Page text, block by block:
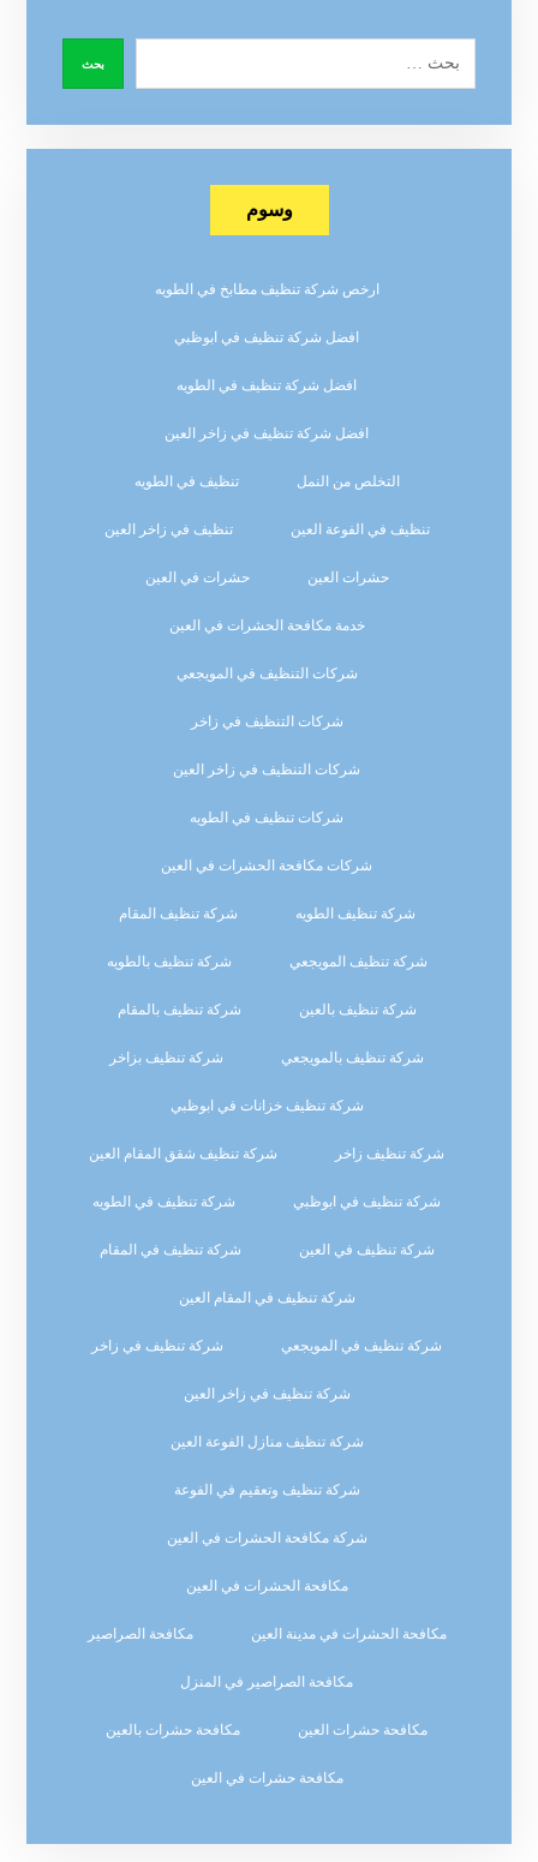
وسوم
ارخص شركة تنظيف مطابخ في الطويه
افضل شركة تنظيف في ابوظبي
افضل شركة تنظيف في الطويه
افضل شركة تنظيف في زاخر العين
التخلص من النمل تنظيف في الطويه
تنظيف في الفوعة العين تنظيف في زاخر العين
حشرات العين حشرات في العين
خدمة مكافحة الحشرات في العين
شركات التنظيف في المويجعي
شركات التنظيف في زاخر
شركات التنظيف في زاخر العين
شركات تنظيف في الطويه
شركات مكافحة الحشرات في العين
شركة تنظيف الطويه شركة تنظيف المقام
شركة تنظيف المويجعي شركة تنظيف بالطويه
شركة تنظيف بالعين شركة تنظيف بالمقام
شركة تنظيف بالمويجعي شركة تنظيف بزاخر
شركة تنظيف خزانات في ابوظبي
شركة تنظيف زاخر شركة تنظيف شقق المقام العين
شركة تنظيف في ابوظبي شركة تنظيف في الطويه
شركة تنظيف في العين شركة تنظيف في المقام
شركة تنظيف في المقام العين
شركة تنظيف في المويجعي شركة تنظيف في زاخر
شركة تنظيف في زاخر العين
شركة تنظيف منازل الفوعة العين
شركة تنظيف وتعقيم في الفوعة
شركة مكافحة الحشرات في العين
مكافحة الحشرات في العين
مكافحة الحشرات في مدينة العين مكافحة الصراصير
مكافحة الصراصير في المنزل
مكافحة حشرات العين مكافحة حشرات بالعين
مكافحة حشرات في العين